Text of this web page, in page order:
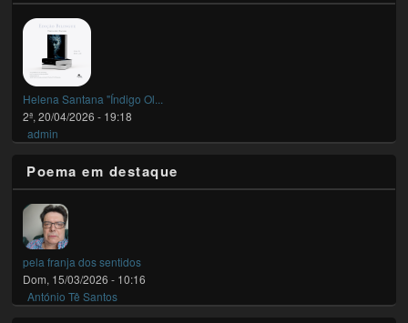
Helena Santana "Índigo Ol...
2ª, 20/04/2026 - 19:18
admin
Poema em destaque
pela franja dos sentidos
Dom, 15/03/2026 - 10:16
António Tê Santos